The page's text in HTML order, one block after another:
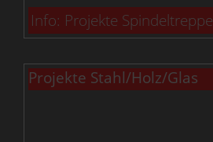
Info: Projekte
Projekte Stahl/Holz/Glas